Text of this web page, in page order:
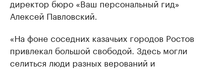
директор бюро «Ваш персональный гид»
Алексей Павловский.
«На фоне соседних казачьих городов Ростов
привлекал большой свободой. Здесь могли
селиться люди разных верований и